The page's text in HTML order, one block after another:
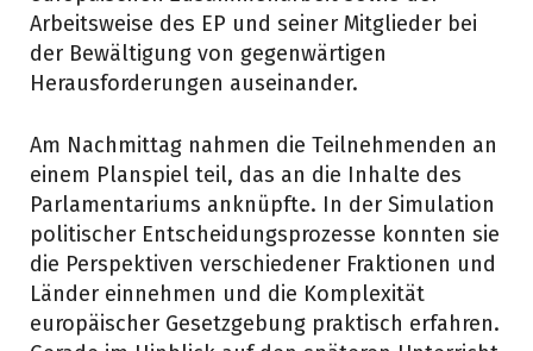
Arbeitsweise des EP und seiner Mitglieder bei
der Bewältigung von gegenwärtigen
Herausforderungen auseinander.
Am Nachmittag nahmen die Teilnehmenden an
einem Planspiel teil, das an die Inhalte des
Parlamentariums anknüpfte. In der Simulation
politischer Entscheidungsprozesse konnten sie
die Perspektiven verschiedener Fraktionen und
Länder einnehmen und die Komplexität
europäischer Gesetzgebung praktisch erfahren.